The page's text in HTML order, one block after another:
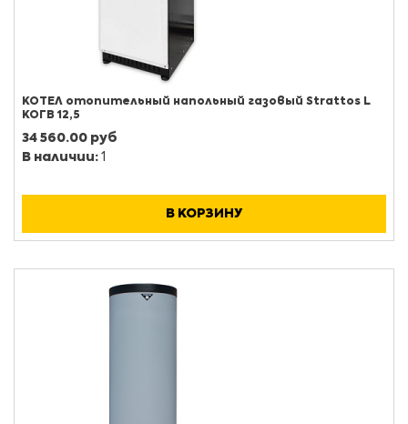
КОТЕЛ отопительный напольный газовый Strattos L
КОГВ 12,5
34 560.00 руб
В наличии: 1
В КОРЗИНУ